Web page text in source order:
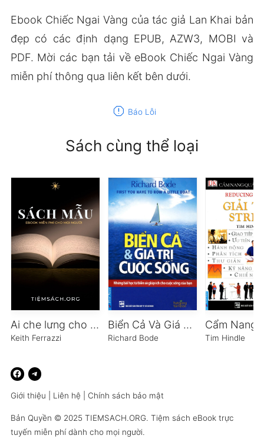
Ebook Chiếc Ngai Vàng của tác giả Lan Khai bản
đẹp có các định dạng EPUB, AZW3, MOBI và
PDF. Mời các bạn tải về eBook Chiếc Ngai Vàng
miễn phí thông qua liên kết bên dưới.
report Báo Lỗi
Sách cùng thể loại
Ai che lưng cho bạn
Keith Ferrazzi
Biển Cả Và Giá Trị Cuộc Sống
Richard Bode Tim Hindle
Giới thiệu Liên hệ Chính sách bảo mật
Bản Quyền © 2025 TIEMSACH.ORG. Tiệm sách eBook trực
tuyến miễn phí dành cho mọi người.